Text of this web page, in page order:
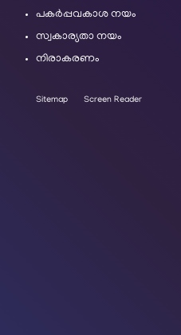
പകർപ്പവകാശ നയം
സ്വകാര്യതാ നയം
നിരാകരണം
Sitemap Screen Reader